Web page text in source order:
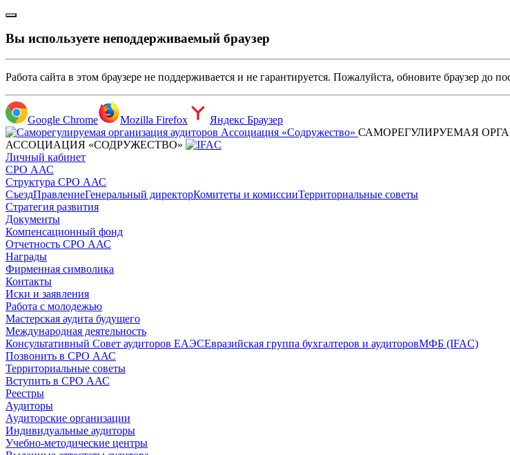
Вы используете неподдерживаемый браузер
Работа сайта в этом браузере не поддерживается и не гарантируется. Пожалуйста, обновите браузер до
Google Chrome Mozilla Firefox
Яндекс Браузер
САМОРЕГУЛИРУЕМАЯ
АССОЦИАЦИЯ «СОДРУЖЕСТВО»
Личный кабинет
СРО ААС
Структура СРО ААС
СъездПравлениеГенеральный директорКомитеты и комиссииТерриториальные советы
Стратегия развития
Документы
Компенсационный фонд
Отчетность СРО ААС
Награды
Фирменная символика
Контакты
Иски и заявления
Работа с молодежью
Мастерская аудита будущего
Международная деятельность
Консультативный Совет аудиторов ЕАЭСЕвразийская группа бухгалтеров и аудиторовМФБ (IFAC)
Позвонить в СРО ААС
Территориальные советы
Вступить в СРО ААС
Реестры
Аудиторы
Аудиторские организации
Индивидуальные аудиторы
Учебно-методические центры